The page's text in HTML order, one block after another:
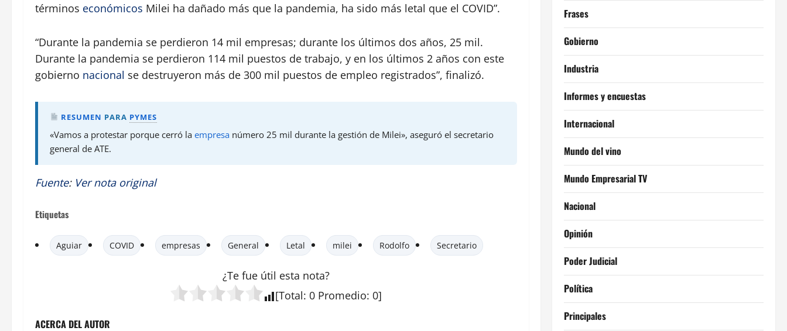
términos económicos Milei ha dañado más que la pandemia, ha sido más letal que el COVID”.
“Durante la pandemia se perdieron 14 mil empresas; durante los últimos dos años, 25 mil.
Durante la pandemia se perdieron 114 mil puestos de trabajo, y en los últimos 2 años con este
gobierno nacional se destruyeron más de 300 mil puestos de empleo registrados”, finalizó.
RESUMEN PARA PYMES
«Vamos a protestar porque cerró la empresa número 25 mil durante la gestión de Milei», aseguró el secretario
general de ATE.
Fuente: Ver nota original
Etiquetas
Aguiar COVID empresas General Letal milei Rodolfo Secretario
¿Te fue útil esta nota?
[Total: 0 Promedio: 0]
ACERCA DEL AUTOR
Frases
Gobierno
Industria
Informes y encuestas
Internacional
Mundo del vino
Mundo Empresarial TV
Nacional
Opinión
Poder Judicial
Política
Principales